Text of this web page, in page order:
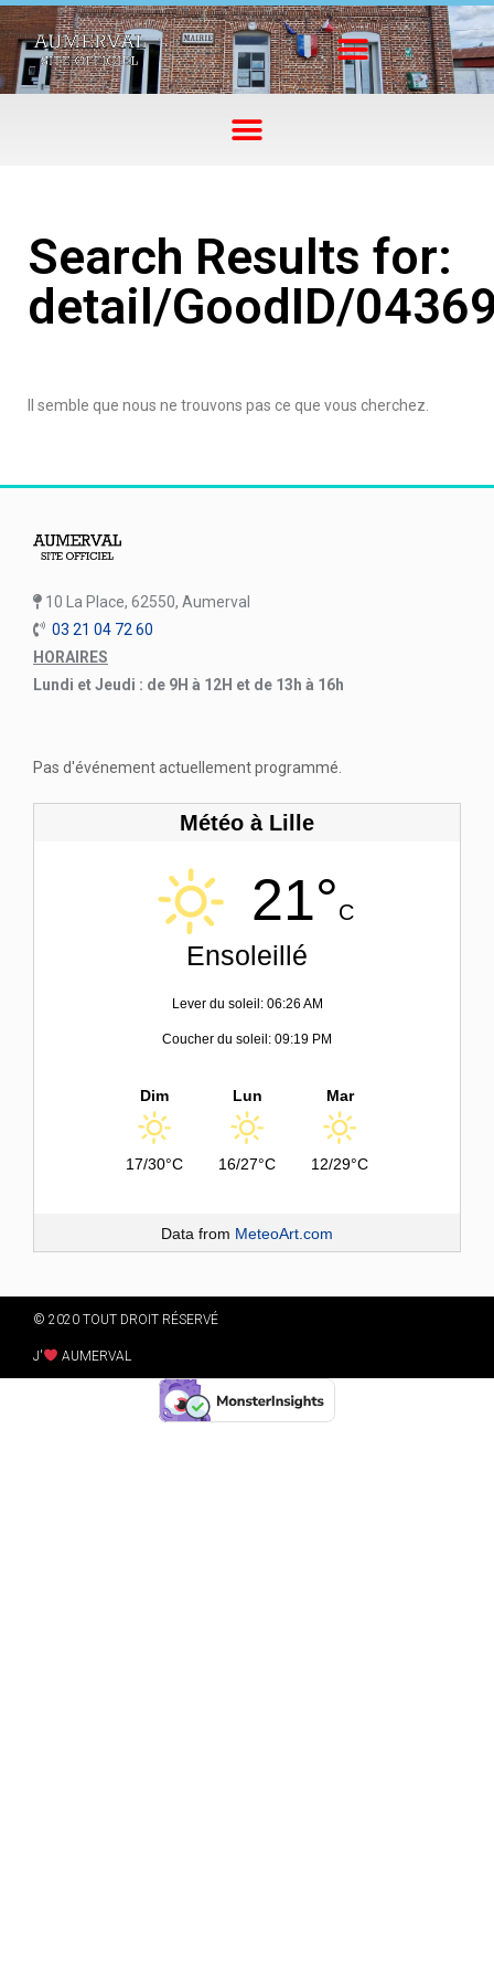
Search Results for:
detail/GoodID/
Il semble que nous ne trouvons pas ce que vous cherchez.
10 La Place, 62550, Aumerval
03 21 04 72 60
HORAIRES
Lundi et Jeudi : de 9H à 12H et de 13h à 16h
Pas d'événement actuellement programmé.
Météo à Lille
21°C
Ensoleillé
Lever du soleil: 06:26 AM
Coucher du soleil: 09:19 PM
Dim
17/30°C
Lun
16/27°C
Mar
12/29°C
Data from MeteoArt.com
© 2020 TOUT DROIT RÉSERVÉ
J' AUMERVAL